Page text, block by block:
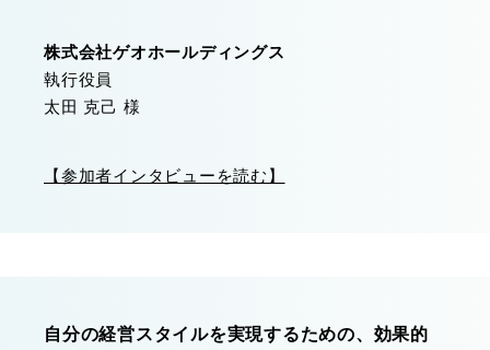
株式会社ゲオホールディングス
執行役員
太田 克己 様
【参加者インタビューを読む】
自分の経営スタイルを実現するための、効果的